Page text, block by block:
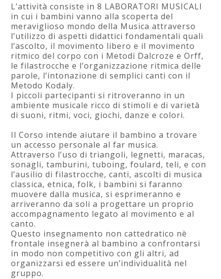
L’attività consiste in 8 LABORATORI MUSICALI
in cui i bambini vanno alla scoperta del
meraviglioso mondo della Musica attraverso
l’utilizzo di aspetti didattici fondamentali quali
l’ascolto, il movimento libero e il movimento
ritmico del corpo con i Metodi Dalcroze e Orff,
le filastrocche e l’organizzazione ritmica delle
parole, l’intonazione di semplici canti con il
Metodo Kodaly.
I piccoli partecipanti si ritroveranno in un
ambiente musicale ricco di stimoli e di varietà
di suoni, ritmi, voci, giochi, danze e colori.
Il Corso intende aiutare il bambino a trovare
un accesso personale al far musica.
Attraverso l’uso di triangoli, legnetti, maracas,
sonagli, tamburini, tuboing, foulard, teli, e con
l’ausilio di filastrocche, canti, ascolti di musica
classica, etnica, folk, i bambini si faranno
muovere dalla musica, si esprimeranno e
arriveranno da soli a progettare un proprio
accompagnamento legato al movimento e al
canto.
Questo insegnamento non cattedratico nè
frontale insegnerà al bambino a confrontarsi
in modo non competitivo con gli altri, ad
organizzarsi ed essere un’individualità nel
gruppo.